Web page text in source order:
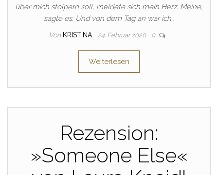
über mich stolpern soll, meldete sich mein Herz. Meine,
sagte es. Und von dem Tag an war ich…
Von KRISTINA 24. Februar 2020 0
Weiterlesen
Rezension:
»Someone Else«